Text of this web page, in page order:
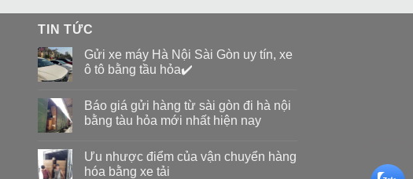
TIN TỨC
Gửi xe máy Hà Nội Sài Gòn uy tín, xe
ô tô bằng tầu hỏa✔️
Báo giá gửi hàng từ sài gòn đi hà nội
bằng tàu hỏa mới nhất hiện nay
Ưu nhược điểm của vận chuyển hàng
hóa bằng xe tải